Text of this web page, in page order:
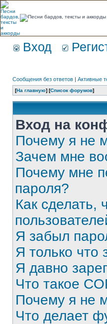
Вход
Сообщения без ответов | Активные
[На главную] [Список форумов]
Вход на
Почему я не
Зачем мне
Почему мне
пароля?
Как сделать,
Я забыл
Я только что
Я давно
Что такое
Почему я не
Что делает